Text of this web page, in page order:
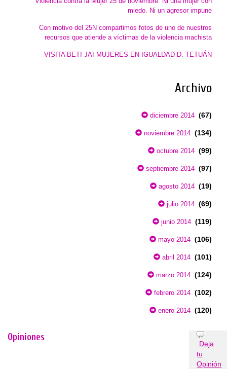
miedo. Ni un agresor impune
Con motivo del 25N compartimos fotos de uno de nuestros
recursos que atiende a víctimas de la violencia machista
VISITA BETI JAI MUJERES EN IGUALDAD D. TETUÁN
Archivo
diciembre 2014 (67)
noviembre 2014 (134)
octubre 2014 (99)
septiembre 2014 (97)
agosto 2014 (19)
julio 2014 (69)
junio 2014 (119)
mayo 2014 (106)
abril 2014 (101)
marzo 2014 (124)
febrero 2014 (102)
enero 2014 (120)
Opiniones
Deja
tu
Opinión